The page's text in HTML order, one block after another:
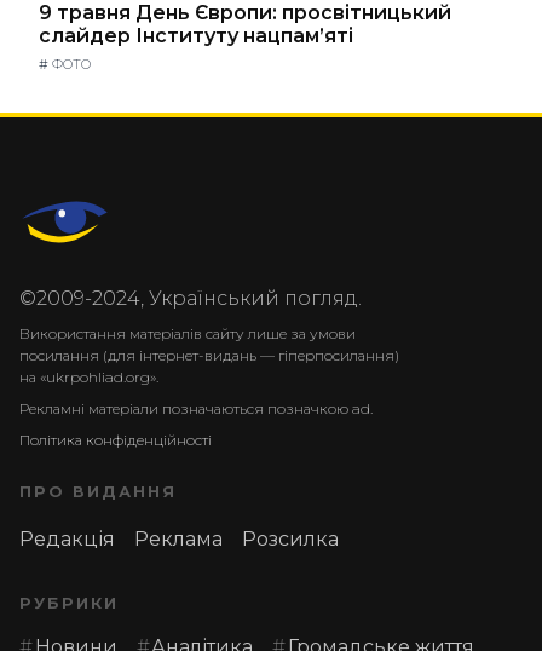
9 травня День Європи: просвітницький
слайдер Інституту нацпам’яті
# ФОТО
©2009-2024, Український погляд.
Використання матеріалів сайту лише за умови
посилання (для інтернет-видань — гіперпосилання)
на «ukrpohliad.org».
Рекламні матеріали позначаються позначкою ad.
Політика конфіденційності
ПРО ВИДАННЯ
Редакція Реклама Розсилка
РУБРИКИ